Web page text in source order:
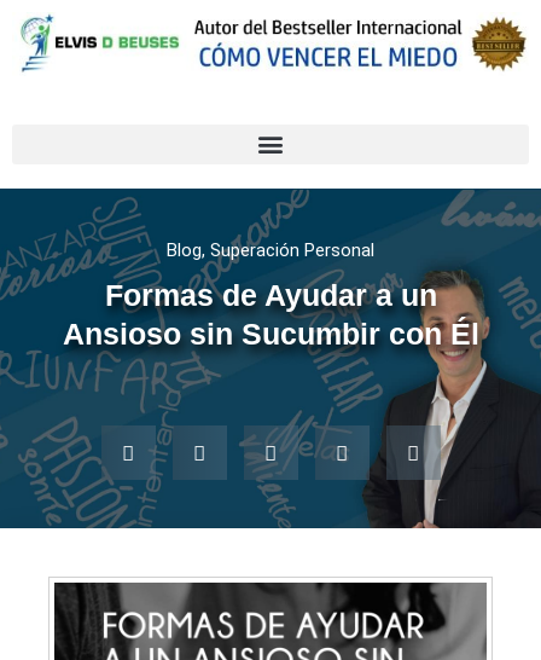
Blog, Superación Personal
Formas de Ayudar a un
Ansioso sin Sucumbir con Él